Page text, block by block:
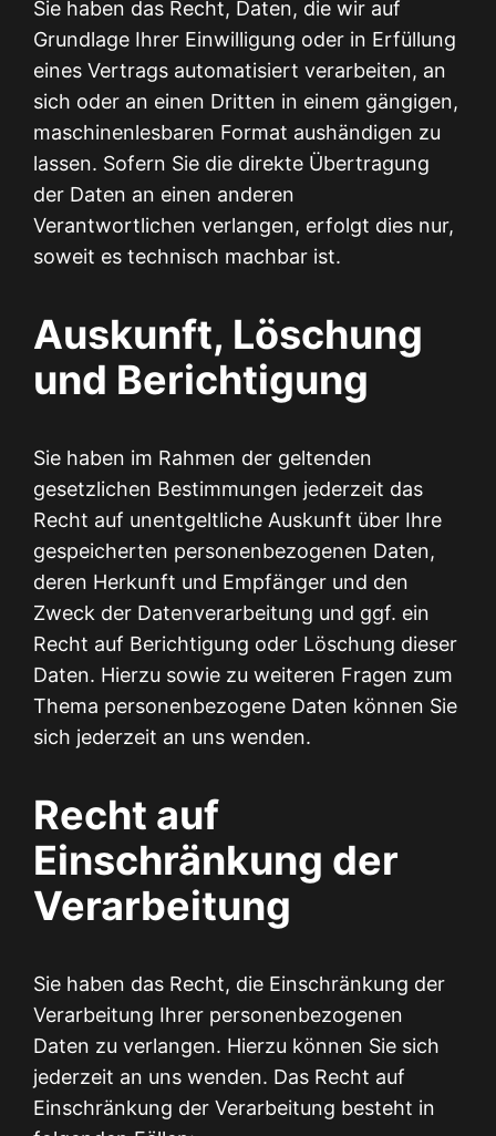
Sie haben das Recht, Daten, die wir auf
Grundlage Ihrer Einwilligung oder in Erfüllung
eines Vertrags automatisiert verarbeiten, an
sich oder an einen Dritten in einem gängigen,
maschinenlesbaren Format aushändigen zu
lassen. Sofern Sie die direkte Übertragung
der Daten an einen anderen
Verantwortlichen verlangen, erfolgt dies nur,
soweit es technisch machbar ist.
Auskunft, Löschung
und Berichtigung
Sie haben im Rahmen der geltenden
gesetzlichen Bestimmungen jederzeit das
Recht auf unentgeltliche Auskunft über Ihre
gespeicherten personenbezogenen Daten,
deren Herkunft und Empfänger und den
Zweck der Datenverarbeitung und ggf. ein
Recht auf Berichtigung oder Löschung dieser
Daten. Hierzu sowie zu weiteren Fragen zum
Thema personenbezogene Daten können Sie
sich jederzeit an uns wenden.
Recht auf
Einschränkung der
Verarbeitung
Sie haben das Recht, die Einschränkung der
Verarbeitung Ihrer personenbezogenen
Daten zu verlangen. Hierzu können Sie sich
jederzeit an uns wenden. Das Recht auf
Einschränkung der Verarbeitung besteht in